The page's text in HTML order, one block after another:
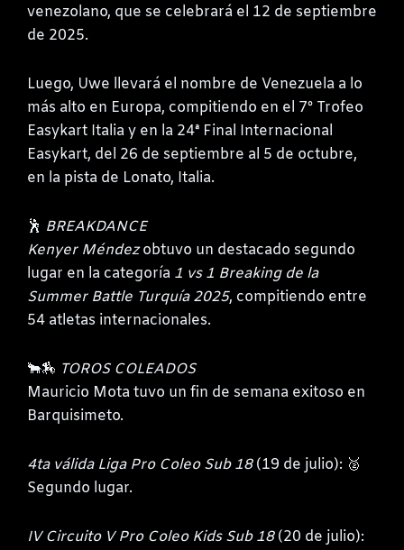
venezolano, que se celebrará el 12 de septiembre
de 2025.
Luego, Uwe llevará el nombre de Venezuela a lo
más alto en Europa, compitiendo en el 7° Trofeo
Easykart Italia y en la 24ª Final Internacional
Easykart, del 26 de septiembre al 5 de octubre,
en la pista de Lonato, Italia.
🕺 BREAKDANCE
Kenyer Méndezobtuvo un destacado segundo
lugar en la categoría 1 vs 1 Breaking de la
Summer Battle Turquía 2025, compitiendo entre
54 atletas internacionales.
🐂🏇 TOROS COLEADOS
Mauricio Mota tuvo un fin de semana exitoso en
Barquisimeto.
4ta válida Liga Pro Coleo Sub 18(19 de julio): 🥈
Segundo lugar.
IV Circuito V Pro Coleo Kids Sub 18(20 de julio):